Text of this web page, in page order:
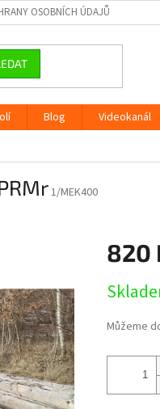
OSOBNÍCH ÚDAJŮ
Blog Videokanál
1/MEK400
820
cena:
Můžeme